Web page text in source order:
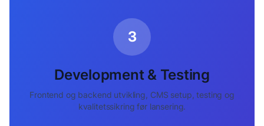
3
Development & Testing
Frontend og backend utvikling, CMS setup, testing og
kvalitetssikring før lansering.